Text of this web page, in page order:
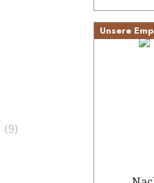
(9)
Unsere